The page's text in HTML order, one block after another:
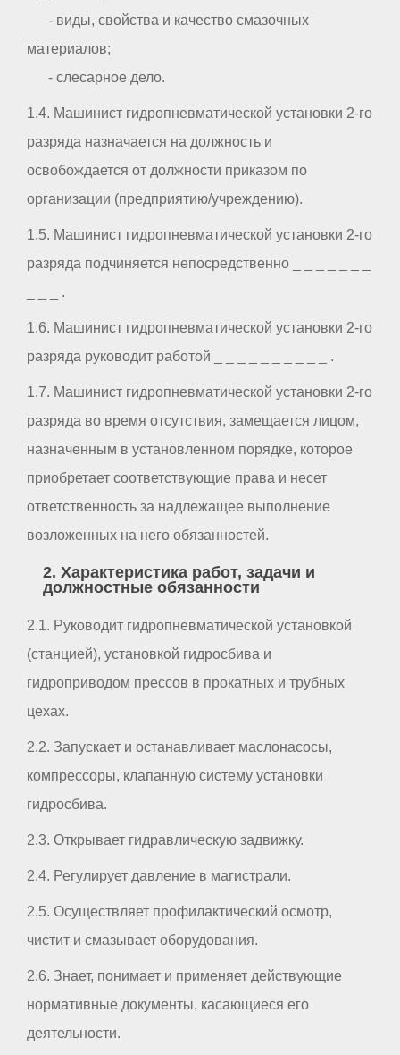
- виды, свойства и качество смазочных
материалов;
- слесарное дело.
1.4. Машинист гидропневматической установки 2-го
разряда назначается на должность и
освобождается от должности приказом по
организации (предприятию/учреждению).
1.5. Машинист гидропневматической установки 2-го
разряда подчиняется непосредственно _ _ _ _ _ _ _
_ _ _ .
1.6. Машинист гидропневматической установки 2-го
разряда руководит работой _ _ _ _ _ _ _ _ _ _ .
1.7. Машинист гидропневматической установки 2-го
разряда во время отсутствия, замещается лицом,
назначенным в установленном порядке, которое
приобретает соответствующие права и несет
ответственность за надлежащее выполнение
возложенных на него обязанностей.
2. Характеристика работ, задачи и
должностные обязанности
2.1. Руководит гидропневматической установкой
(станцией), установкой гидросбива и
гидроприводом прессов в прокатных и трубных
цехах.
2.2. Запускает и останавливает маслонасосы,
компрессоры, клапанную систему установки
гидросбива.
2.3. Открывает гидравлическую задвижку.
2.4. Регулирует давление в магистрали.
2.5. Осуществляет профилактический осмотр,
чистит и смазывает оборудования.
2.6. Знает, понимает и применяет действующие
нормативные документы, касающиеся его
деятельности.